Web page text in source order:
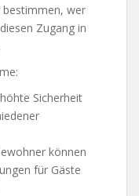
bestimmen, wer
Zugang in
Sicherheit
können
für Gäste